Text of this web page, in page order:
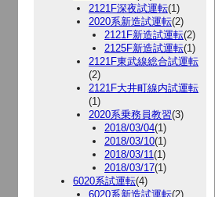
2121F深夜試運転(1)
2020系新造試運転(2)
2121F新造試運転(2)
2125F新造試運転(1)
2121F東武線総合試運転
(2)
2121F大井町線内試運転
(1)
2020系乗務員教習(3)
2018/03/04(1)
2018/03/10(1)
2018/03/11(1)
2018/03/17(1)
6020系試運転(4)
6020系新造試運転(2)